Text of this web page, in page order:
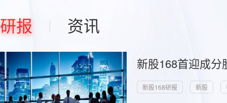
研报 资讯
新股168首迎成
新股168研报 新股